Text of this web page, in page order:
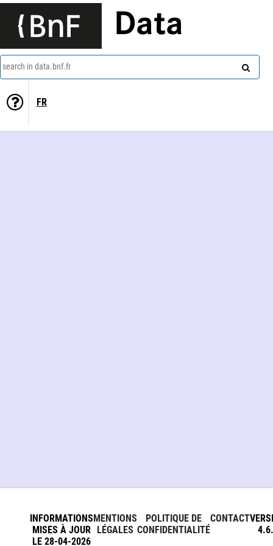
Data
search in data.bnf.fr
FR
INFORMATIONS
MISES À JOUR
LE 28-04-2026
MENTIONS
LÉGALES
POLITIQUE DE
CONFIDENTIALITÉ
CONTACT